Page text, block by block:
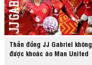
Thần đồng JJ Gabriel không
được khoác áo Man United